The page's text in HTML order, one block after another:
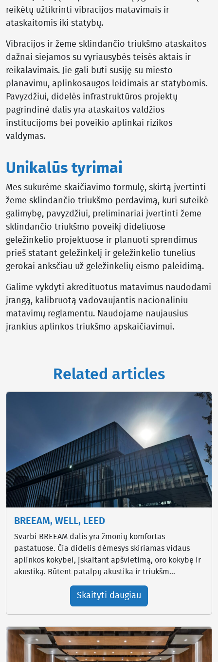
reikėtų užtikrinti vibracijos matavimais ir
ataskaitomis iki statybų.
Vibracijos ir žeme sklindančio triukšmo ataskaitos
dažnai siejamos su vyriausybės teisės aktais ir
reikalavimais. Jie gali būti susiję su miesto
planavimu, aplinkosaugos leidimais ar statybomis.
Pavyzdžiui, didelės infrastruktūros projektų
pagrindinė dalis yra ataskaitos valdžios
institucijoms bei poveikio aplinkai rizikos
valdymas.
Unikalūs tyrimai
Mes sukūrėme skaičiavimo formulę, skirtą įvertinti
žeme sklindančio triukšmo perdavimą, kuri suteikė
galimybę, pavyzdžiui, preliminariai įvertinti žeme
sklindančio triukšmo poveikį dideliuose
geležinkelio projektuose ir planuoti sprendimus
prieš statant geležinkelį ir geležinkelio tunelius
gerokai anksčiau už geležinkelių eismo paleidimą.
Galime vykdyti akredituotus matavimus naudodami
įrangą, kalibruotą vadovaujantis nacionaliniu
matavimų reglamentu. Naudojame naujausius
įrankius aplinkos triukšmo apskaičiavimui.
Related articles
BREEAM, WELL, LEED
Svarbi BREEAM dalis yra žmonių komfortas
pastatuose. Čia didelis dėmesys skiriamas vidaus
aplinkos kokybei, įskaitant apšvietimą, oro kokybę ir
akustiką. Būtent patalpų akustika ir triukšm...
Skaityti daugiau